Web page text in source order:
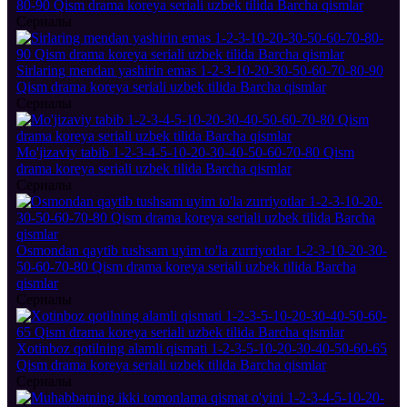
80-90 Qism drama koreya seriali uzbek tilida Barcha qismlar
Сериалы
Sirlaring mendan yashirin emas 1-2-3-10-20-30-50-60-70-80-90
Qism drama koreya seriali uzbek tilida Barcha qismlar
Сериалы
Mo'jizaviy tabib 1-2-3-4-5-10-20-30-40-50-60-70-80 Qism
drama koreya seriali uzbek tilida Barcha qismlar
Сериалы
Osmondan qaytib tushsam uyim to'la zurriyotlar 1-2-3-10-20-30-
50-60-70-80 Qism drama koreya seriali uzbek tilida Barcha
qismlar
Сериалы
Xotinboz qotilning alamli qismati 1-2-3-5-10-20-30-40-50-60-65
Qism drama koreya seriali uzbek tilida Barcha qismlar
Сериалы